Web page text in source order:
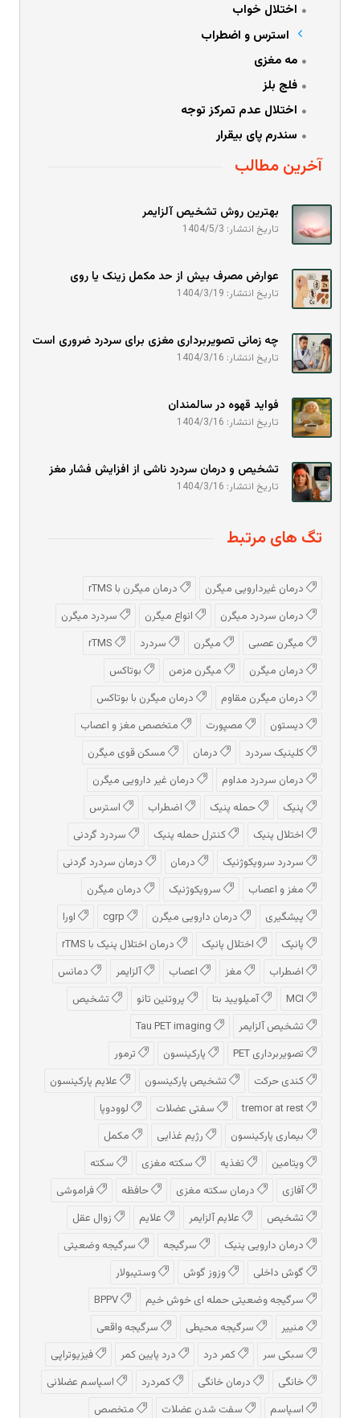
اختلال خواب
استرس و اضطراب
مه مغزی
فلج بلز
اختلال عدم تمرکز توجه
سندرم پای بیقرار
آخرین مطالب
بهترین روش تشخیص آلزایمر
تاریخ انتشار: 1404/5/3
عوارض مصرف بیش از حد مکمل زینک یا روی
تاریخ انتشار: 1404/3/19
چه زمانی تصویربرداری مغزی برای سردرد ضروری است
تاریخ انتشار: 1404/3/16
فواید قهوه در سالمندان
تاریخ انتشار: 1404/3/16
تشخیص و درمان سردرد ناشی از افزایش فشار مغز
تاریخ انتشار: 1404/3/16
تگ های مرتبط
درمان غیردارویی میگرن
درمان میگرن با rTMS
درمان سردرد میگرن
انواع میگرن
سردرد میگرن
میگرن عصبی
میگرن سردرد
درمان میگرن
میگرن مزمن
بوتاکس
درمان میگرن مقاوم
درمان میگرن با بوتاکس
دیستون
مصپورت
متخصص مغز و اعصاب
کلینیک سردرد
درمان
مسکن قوی میگرن
درمان سردرد مداوم
درمان غیر دارویی میگرن
پنیک
حمله پنیک اضطراب
استرس
اختلال پنیک
کنترل حمله پنیک
سردرد گردنی
سردرد سرویکوژنیک
درمان
درمان سردرد گردنی
مغز و اعصاب
سرویکوژنیک
درمان میگرن
پیشگیری
درمان دارویی میگرن
اورا
پانیک
اختلال پانیک
درمان اختلال پنیک با rTMS
اضطراب
مغز اعصاب آلزایمر
دمانس
آمیلویید بتا پروتئین تائو
تشخیص
تشخیص آلزایمر
تصویربرداری PET
پارکینسون
ترمور
کندی حرکت
تشخیص پارکینسون
علایم پارکینسون
سفتی عضلات
لوودوپا
بیماری پارکینسون
رژیم غذایی
مکمل
ویتامین
تغذیه سکته مغزی
سکته
آفازی
درمان سکته مغزی حافظه
فراموشی
تشخیص
علایم آلزایمر علایم
زوال عقل
درمان دارویی پنیک
سرگیجه
سرگیجه وضعیتی
گوش داخلی
وزوز گوش
وستیبولار
سرگیجه وضعیتی حمله ای خوش خیم
منییر
سرگیجه محیطی
سرگیجه واقعی
سبکی سر
کمر درد درد پایین کمر
فیزیوتراپی
خانگی
درمان خانگی کمردرد
اسپاسم عضلانی
اسپاسم
سفت شدن عضلات متخصص